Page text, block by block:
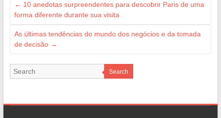
← 10 anedotas surpreendentes para descobrir Paris de uma
forma diferente durante sua visita
As últimas tendências do mundo dos negócios e da tomada
de decisão →
Search